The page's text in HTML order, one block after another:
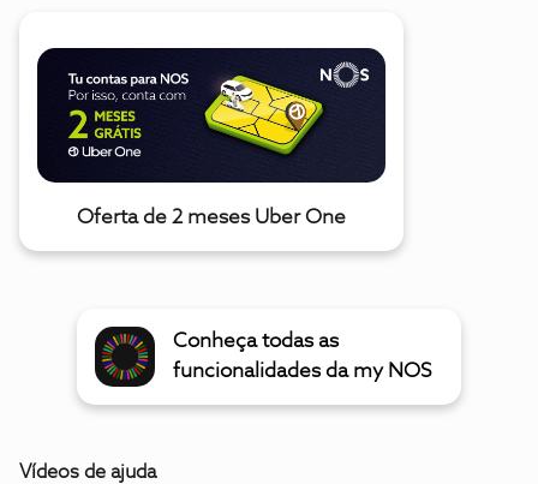
Oferta de 2 meses Uber One
Conheça todas as
funcionalidades da my NOS
Vídeos de ajuda